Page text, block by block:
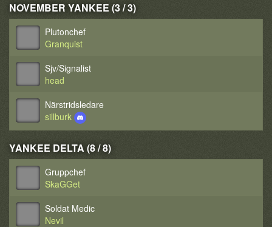
NOVEMBER YANKEE (3 / 3)
Plutonchef
Granquist
Sjv/Signalist
head
Närstridsledare
sillburk
YANKEE DELTA (8 / 8)
Gruppchef
SkaGGet
Soldat Medic
Nevil